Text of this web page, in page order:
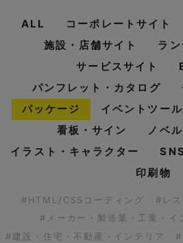
ALL コーポレートサイト
施設・店舗サイト
ラ
サービスサイト
パンフレット・カタログ
パッケージ
イベントツール
看板・サイン
ノベ
イラスト・キャラクター
印刷物
#HTML/CSSコーディング
#レ
#メーカー・製造業・工業・イ
#建設・住宅・不動産・インテリア